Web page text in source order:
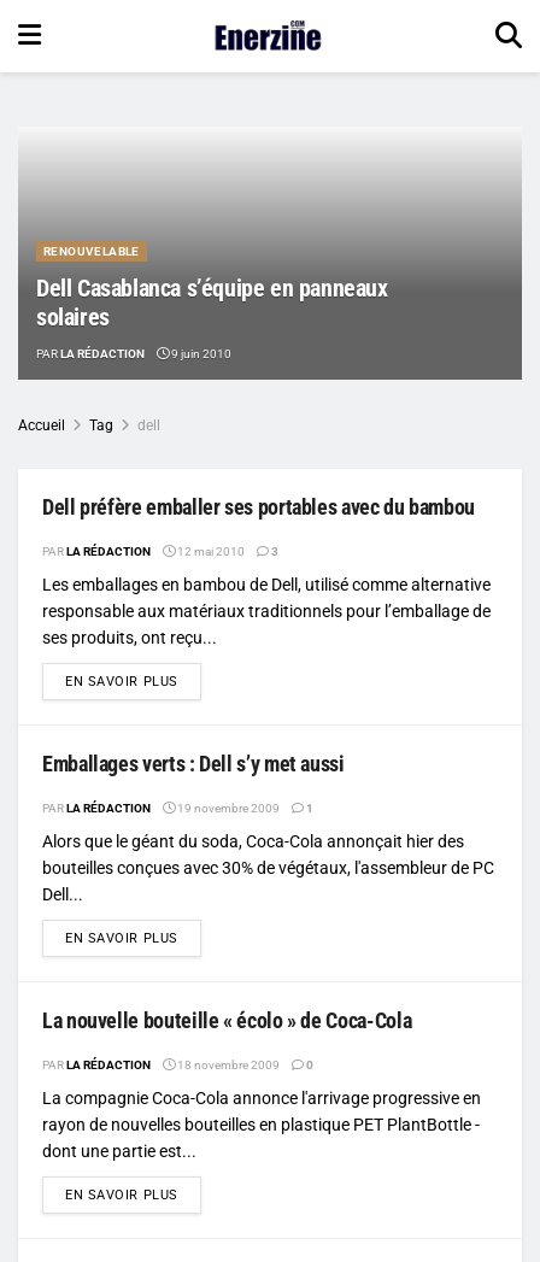
RENOUVELABLE
Dell Casablanca s’équipe en panneaux
solaires
PARLA RÉDACTION 9 juin 2010
Accueil Tag dell
Dell préfère emballer ses portables avec du bambou
PARLA RÉDACTION 12 mai 2010 3
Les emballages en bambou de Dell, utilisé comme alternative
responsable aux matériaux traditionnels pour l’emballage de
ses produits, ont reçu...
EN SAVOIR PLUS
Emballages verts : Dell s’y met aussi
PARLA RÉDACTION 19 novembre 2009 1
Alors que le géant du soda, Coca-Cola annonçait hier des
bouteilles conçues avec 30% de végétaux, l'assembleur de PC
Dell...
EN SAVOIR PLUS
La nouvelle bouteille « écolo » de Coca-Cola
PARLA RÉDACTION 18 novembre 2009 0
La compagnie Coca-Cola annonce l'arrivage progressive en
rayon de nouvelles bouteilles en plastique PET PlantBottle -
dont une partie est...
EN SAVOIR PLUS